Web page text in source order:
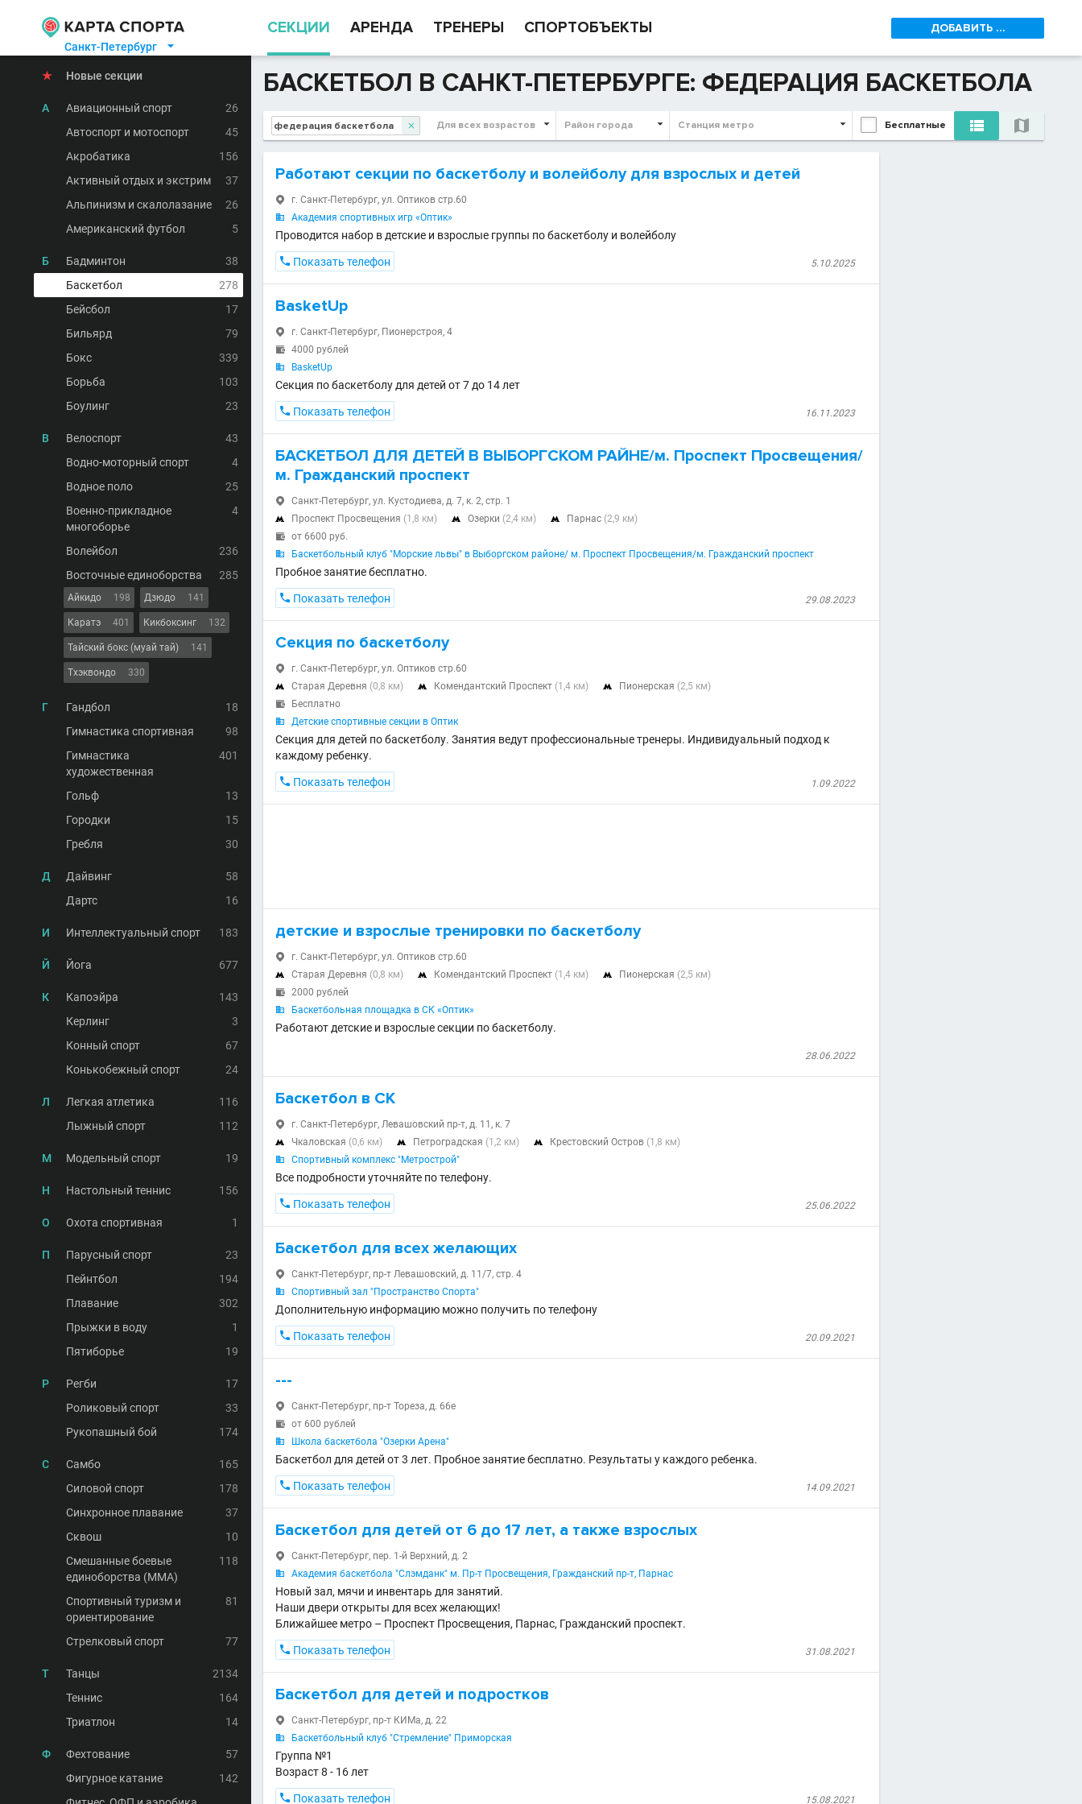
Санкт-Петербург 
СЕКЦИИ АРЕНДА ТРЕНЕРЫ СПОРТОБЪЕКТЫ ДОБАВИТЬ ...
★ Новые секции
А Авиационный спорт
26
Автоспорт и мотоспорт
45
Акробатика
156
Активный отдых и экстрим
37
Альпинизм и скалолазание
26
Американский футбол
5
Б Бадминтон
38
Баскетбол
278
Бейсбол
17
Бильярд
79
Бокс
339
Борьба
103
Боулинг
23
В Велоспорт
43
Водно-моторный спорт
4
Водное поло
25
Военно-прикладное
многоборье
4
Волейбол
236
Восточные единоборства
285
Айкидо 198 Дзюдо 141
Каратэ 401 Кикбоксинг 132
Тайский бокс (муай тай) 141
Тхэквондо 330
Г Гандбол
18
Гимнастика спортивная
98
Гимнастика
художественная
401
Гольф
13
Городки
15
Гребля
30
Д Дайвинг
58
Дартс
16
И Интеллектуальный спорт 183
Й Йога 677
К Капоэйра
143
Керлинг
3
Конный спорт
67
Конькобежный спорт
24
Л Легкая атлетика
116
Лыжный спорт
112
М Модельный спорт 19
Н Настольный теннис 156
О Охота спортивная 1
П Парусный спорт
23
Пейнтбол
194
Плавание
302
Прыжки в воду
1
Пятиборье
19
Р Регби
17
Роликовый спорт
33
Рукопашный бой
174
С Самбо
165
Силовой спорт
178
Синхронное плавание
37
Сквош
10
Смешанные боевые
единоборства (MMA)
118
Спортивный туризм и
ориентирование
81
Стрелковый спорт 77
Т Танцы
2134
Теннис
164
Триатлон
14
Ф Фехтование
57
Фигурное катание
142
БАСКЕТБОЛ В САНКТ-ПЕТЕРБУРГЕ: ФЕДЕРАЦИЯ БАСКЕТБОЛА
 Для всех возрастов Район города Станция метро Бесплатные  
Работают секции по баскетболу и волейболу для взрослых и детей
 г. Санкт-Петербург, ул. Оптиков стр.60
 Академия спортивных игр «Оптик»
Проводится набор в детские и взрослые группы по баскетболу и волейболу
5.10.2025
 Показать телефон
BasketUp
 г. Санкт-Петербург, Пионерстроя, 4
 4000 рублей
 BasketUp
Секция по баскетболу для детей от 7 до 14 лет
16.11.2023
 Показать телефон
БАСКЕТБОЛ ДЛЯ ДЕТЕЙ В ВЫБОРГСКОМ РАЙНЕ/м. Проспект Просвещения/
м. Гражданский проспект
 Санкт-Петербург, ул. Кустодиева, д. 7, к. 2, стр. 1
 Проспект Просвещения (1,8 км)  Озерки (2,4 км)  Парнас (2,9 км)
 от 6600 руб.
 Баскетбольный клуб "Морские львы" в Выборгском районе/ м. Проспект Просвещения/м. Гражданский проспект
Пробное занятие бесплатно.
29.08.2023
 Показать телефон
Секция по баскетболу
 г. Санкт-Петербург, ул. Оптиков стр.60
 Старая Деревня (0,8 км)  Комендантский Проспект (1,4 км)  Пионерская (2,5 км)
 Бесплатно
 Детские спортивные секции в Оптик
Секция для детей по баскетболу. Занятия ведут профессиональные тренеры. Индивидуальный подход к
каждому ребенку.
1.09.2022
 Показать телефон
детские и взрослые тренировки по баскетболу
 г. Санкт-Петербург, ул. Оптиков стр.60
 Старая Деревня (0,8 км)  Комендантский Проспект (1,4 км)  Пионерская (2,5 км)
 2000 рублей
 Баскетбольная площадка в СК «Оптик»
Работают детские и взрослые секции по баскетболу.
28.06.2022
Баскетбол в СК
 г. Санкт-Петербург, Левашовский пр-т, д. 11, к. 7
 Чкаловская (0,6 км)  Петроградская (1,2 км)  Крестовский Остров (1,8 км)
 Спортивный комплекс "Метрострой"
Все подробности уточняйте по телефону.
25.06.2022
 Показать телефон
Баскетбол для всех желающих
 Санкт-Петербург, пр-т Левашовский, д. 11/7, стр. 4
 Спортивный зал "Пространство Спорта"
Дополнительную информацию можно получить по телефону
20.09.2021
 Показать телефон
---
 Санкт-Петербург, пр-т Тореза, д. 66е
 от 600 рублей
 Школа баскетбола "Озерки Арена"
Баскетбол для детей от 3 лет. Пробное занятие бесплатно. Результаты у каждого ребенка.
14.09.2021
 Показать телефон
Баскетбол для детей от 6 до 17 лет, а также взрослых
 Санкт-Петербург, пер. 1-й Верхний, д. 2
 Академия баскетбола "Слэмданк" м. Пр-т Просвещения, Гражданский пр-т, Парнас
Новый зал, мячи и инвентарь для занятий.
Наши двери открыты для всех желающих!
Ближайшее метро – Проспект Просвещения, Парнас, Гражданский проспект.
31.08.2021
 Показать телефон
Баскетбол для детей и подростков
 Санкт-Петербург, пр-т КИМа, д. 22
 Баскетбольный клуб "Стремление" Приморская
Группа №1
Возраст 8 - 16 лет
15.08.2021
 Показать телефон